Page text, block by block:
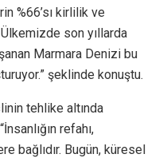
%66’sı kirlilik ve
son yıllarda
Marmara Denizi bu
şeklinde konuştu.
tehlike altında
refahı,
bağlıdır. Bugün, küresel